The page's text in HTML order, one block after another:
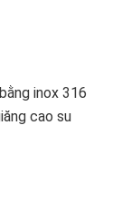
inox 316
cao su